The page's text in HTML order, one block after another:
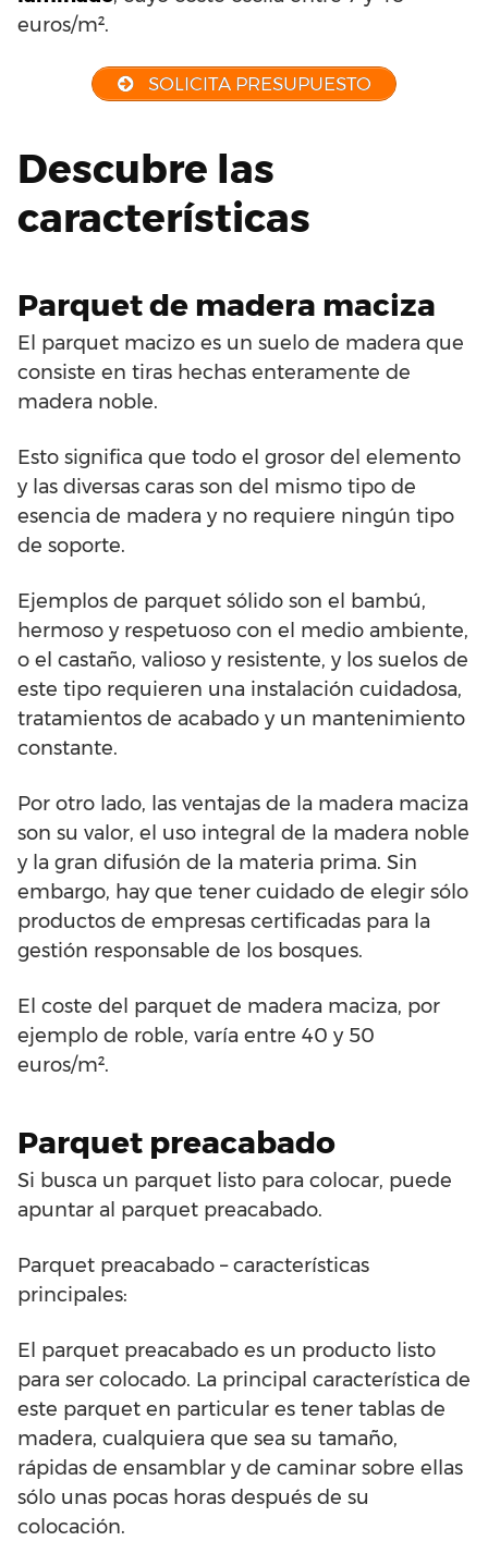
euros/m².
SOLICITA PRESUPUESTO
Descubre las
características
Parquet de madera maciza
El parquet macizo es un suelo de madera que
consiste en tiras hechas enteramente de
madera noble.
Esto significa que todo el grosor del elemento
y las diversas caras son del mismo tipo de
esencia de madera y no requiere ningún tipo
de soporte.
Ejemplos de parquet sólido son el bambú,
hermoso y respetuoso con el medio ambiente,
o el castaño, valioso y resistente, y los suelos de
este tipo requieren una instalación cuidadosa,
tratamientos de acabado y un mantenimiento
constante.
Por otro lado, las ventajas de la madera maciza
son su valor, el uso integral de la madera noble
y la gran difusión de la materia prima. Sin
embargo, hay que tener cuidado de elegir sólo
productos de empresas certificadas para la
gestión responsable de los bosques.
El coste del parquet de madera maciza, por
ejemplo de roble, varía entre 40 y 50
euros/m².
Parquet preacabado
Si busca un parquet listo para colocar, puede
apuntar al parquet preacabado.
Parquet preacabado – características
principales:
El parquet preacabado es un producto listo
para ser colocado. La principal característica de
este parquet en particular es tener tablas de
madera, cualquiera que sea su tamaño,
rápidas de ensamblar y de caminar sobre ellas
sólo unas pocas horas después de su
colocación.